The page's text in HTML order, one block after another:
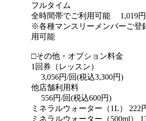
フルタイム
全時間帯でご利用可能 1,019円
※各種マンスリーメンバーご登
用可能
□その他・オプション料金
1回券（レッスン）
3,056円/回(税込3,300円)
他店舗利用料
556円/回(税込600円)
ミネラルウォーター（1L） 222
ミネラルウォーター（500ml）